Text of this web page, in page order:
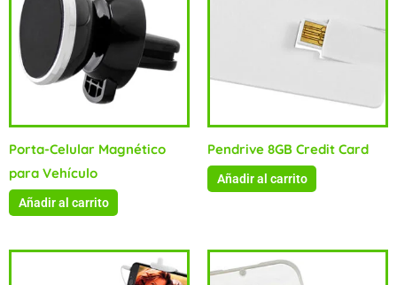
Porta-Celular Magnético
para Vehículo
Añadir al carrito
Pendrive 8GB Credit Card
Añadir al carrito